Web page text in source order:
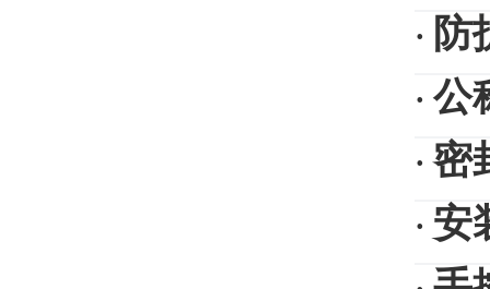
· 防
· 公
·密
· 安